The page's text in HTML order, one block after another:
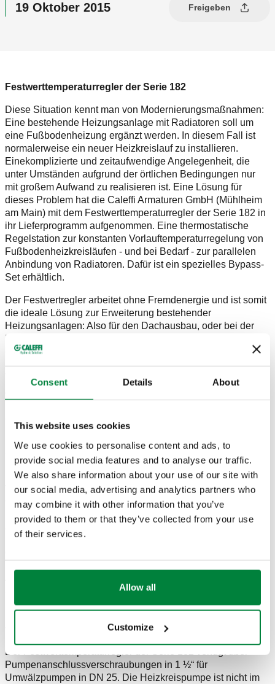
Consent Details About
This website uses cookies
We use cookies to personalise content and ads, to
provide social media features and to analyse our traffic.
We also share information about your use of our site with
our social media, advertising and analytics partners who
may combine it with other information that you’ve
provided to them or that they’ve collected from your use
of their services.
Allow all
Customize
19 Oktober 2015 Freigeben
Festwerttemperaturregler der Serie 182
Diese Situation kennt man von Modernierungsmaßnahmen:
Eine bestehende Heizungsanlage mit Radiatoren soll um
eine Fußbodenheizung ergänzt werden. In diesem Fall ist
normalerweise ein neuer Heizkreislauf zu installieren.
Einekomplizierte und zeitaufwendige Angelegenheit, die
unter Umständen aufgrund der örtlichen Bedingungen nur
mit großem Aufwand zu realisieren ist. Eine Lösung für
dieses Problem hat die Caleffi Armaturen GmbH (Mühlheim
am Main) mit dem Festwerttemperaturregler der Serie 182 in
ihr Lieferprogramm aufgenommen. Eine thermostatische
Regelstation zur konstanten Vorlauftemperaturregelung von
Fußbodenheizkreisläufen - und bei Bedarf - zur parallelen
Anbindung von Radiatoren. Dafür ist ein spezielles Bypass-
Set erhältlich.
Der Festwertregler arbeitet ohne Fremdenergie und ist somit
die ideale Lösung zur Erweiterung bestehender
Heizungsanlagen: Also für den Dachausbau, oder bei der
Neunutzung von Räumen oder eben bei der Ergänzung
einer Radiatorenheizung um eine Fußbodenheizung. Die
Reglereinheit der Serie 182 ist mit einem Drei-Wege-
Thermostatventil und einem Sicherheitsthermostat zur
Für den Fall, dass der Kunde sein Badezimmer zusätzlich
ausstatten will, gibt es das Bypass-Set.
So funktioniert die Serie 182
Ein Temperaturfühler, der sich direkt am Ausgang und
vollständig im Mischwasser befindet, regelt kontinuierlich ein
exaktes Mischungsverhältniss des warmen Kesselwassers
und des Rücklaufwassers der Fußbodenheizung. Diese
Zuflüsse werden über einen speziell geformten Schieber
reguliert, der in einem Zylinder zwischen
Sekundärkreislaufs oder der Kesseleingangstemperatur
regelt das Mischventil automatisch die Durchflussmengen,
von 25°C bis 55°C - erreicht ist.
Der Festwerttemperaturregler der Serie 182 verfügt über
Pumpenanschlussverschraubungen in 1 ½“ für
Umwälzpumpen in DN 25. Die Heizkreispumpe ist nicht im